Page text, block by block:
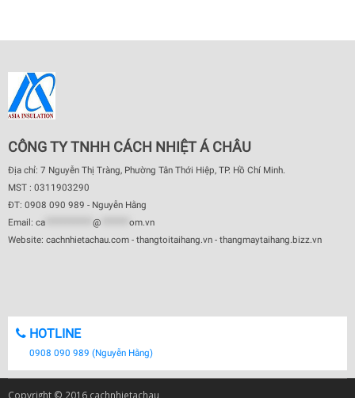
CÔNG TY TNHH CÁCH NHIỆT Á CHÂU
Địa chỉ: 7 Nguyễn Thị Tràng, Phường Tân Thới Hiệp, TP. Hồ Chí Minh.
MST : 0311903290
ĐT: 0908 090 989 - Nguyễn Hằng
Email: ca @
om.vn
Website: cachnhietachau.com - thangtoitaihang.vn - thangmaytaihang.bizz.vn
HOTLINE
0908 090 989 (Nguyễn Hằng)
Copyright © 2016 cachnhietachau